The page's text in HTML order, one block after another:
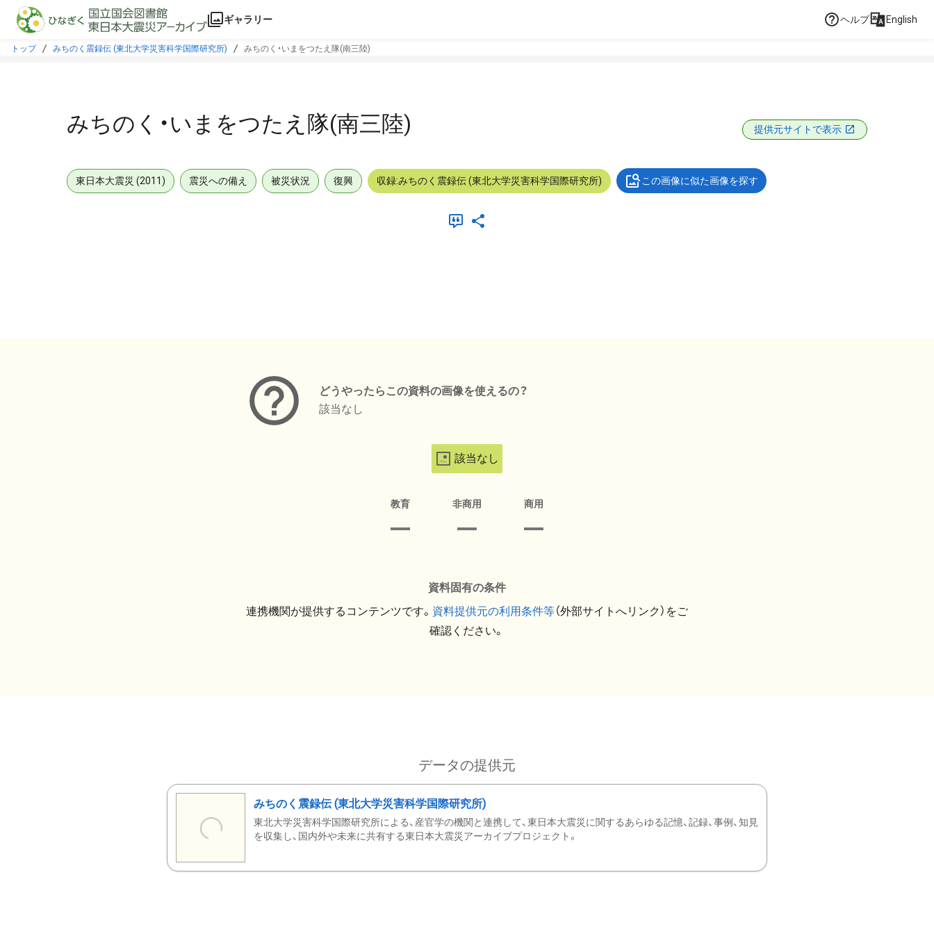
本文に飛ぶ
ギャラリー ヘルプ English
トップ みちのく震録伝 (東北大学災害科学国際研究所) みちのく・いまをつたえ隊(南三陸)
みちのく・いまをつたえ隊(南三陸) 提供元サイトで表示
東日本大震災 (2011) 震災への備え 被災状況 復興 収録:みちのく震録伝 (東北大学災害科学国際研究所) この画像に似た画像を探す
どうやったらこの資料の画像を使えるの？
該当なし
該当なし
教育 非商用 商用
資料固有の条件
連携機関が提供するコンテンツです。 資料提供元の利用条件等（外部サイトへリンク）をご
確認ください。
データの提供元
みちのく震録伝 (東北大学災害科学国際研究所)
東北大学災害科学国際研究所による、産官学の機関と連携して、東日本大震災に関するあらゆる記憶、記録、事例、知見
を収集し、国内外や未来に共有する東日本大震災アーカイブプロジェクト。